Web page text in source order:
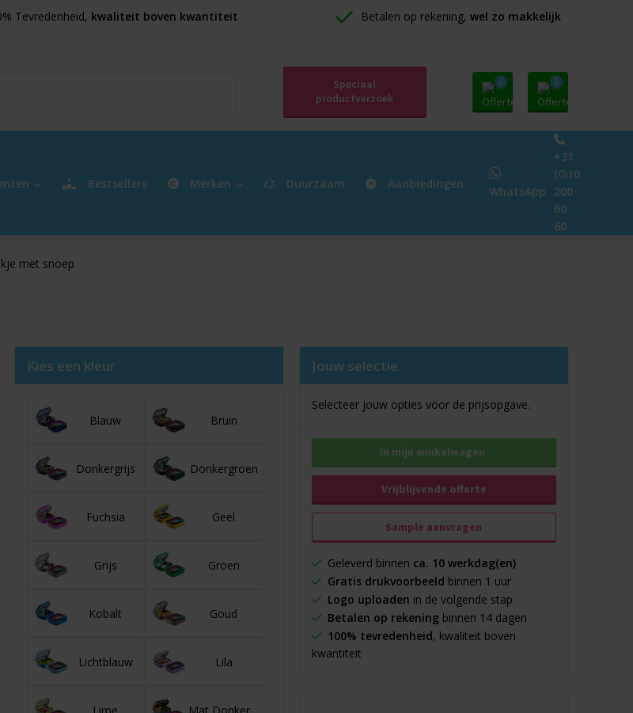
Tevredenheid, kwaliteit boven kwantiteit Betalen op rekening, wel zo makkelijk
Speciaal
productverzoek
0 0
Bestsellers Merken Duurzaam Aanbiedingen
WhatsApp
+31
(0)10
200
60
60
met snoep
Kies een kleur
Blauw Bruin
Donkergrijs Donkergroen
Fuchsia Geel
Grijs Groen
Kobalt Goud
Lichtblauw Lila
Lime Mat Donkerblauw/Goud
Jouw selectie
Selecteer jouw opties voor de prijsopgave.
In mijn winkelwagen
Vrijblijvende offerte
Sample aanvragen
Geleverd binnen ca. 10 werkdag(en)
Gratis drukvoorbeeld binnen 1 uur
Logo uploaden in de volgende stap
Betalen op rekeningbinnen 14 dagen
100% tevredenheid, kwaliteit boven
kwantiteit